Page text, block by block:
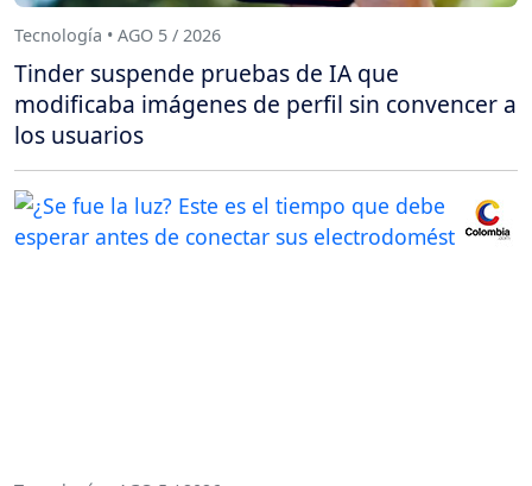
Tecnología • AGO 5 / 2026
Tinder suspende pruebas de IA que
modificaba imágenes de perfil sin convencer a
los usuarios